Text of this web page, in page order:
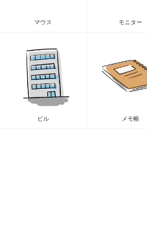
マウス モニター
ビル メモ帳